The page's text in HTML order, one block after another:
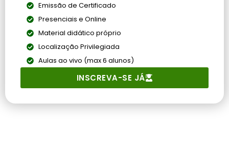
Emissão de Certificado
Presenciais e Online
Material didático próprio
Localização Privilegiada
Aulas ao vivo (max 6 alunos)
INSCREVA-SE JÁ